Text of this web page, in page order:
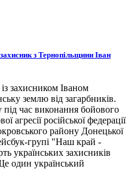
з Тернопільщини Іван
захисником Іваном
землю від загарбників.
час виконання бойового
агресії російської федерації
району Донецької
групі "Наш край -
українських захисників
один український